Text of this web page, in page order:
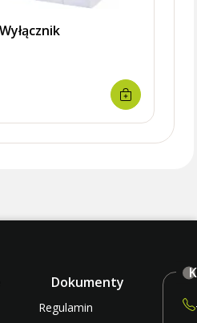
Dokumenty
Regulamin